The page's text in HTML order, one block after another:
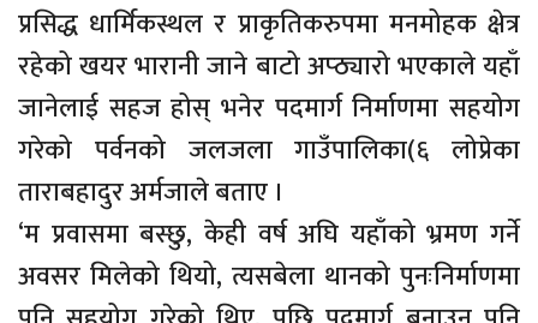
प्रसिद्ध धार्मिकस्थल र प्राकृतिकरुपमा मनमोहक क्षेत्र
रहेको खयर भारानी जाने बाटो अप्ठ्यारो भएकाले यहाँ
जानेलाई सहज होस् भनेर पदमार्ग निर्माणमा सहयोग
गरेको पर्वनको जलजला गाउँपालिका(६ लोप्रेका
ताराबहादुर अर्मजाले बताए ।
‘म प्रवासमा बस्छु, केही वर्ष अघि यहाँको भ्रमण गर्ने
अवसर मिलेको थियो, त्यसबेला थानको पुनःनिर्माणमा